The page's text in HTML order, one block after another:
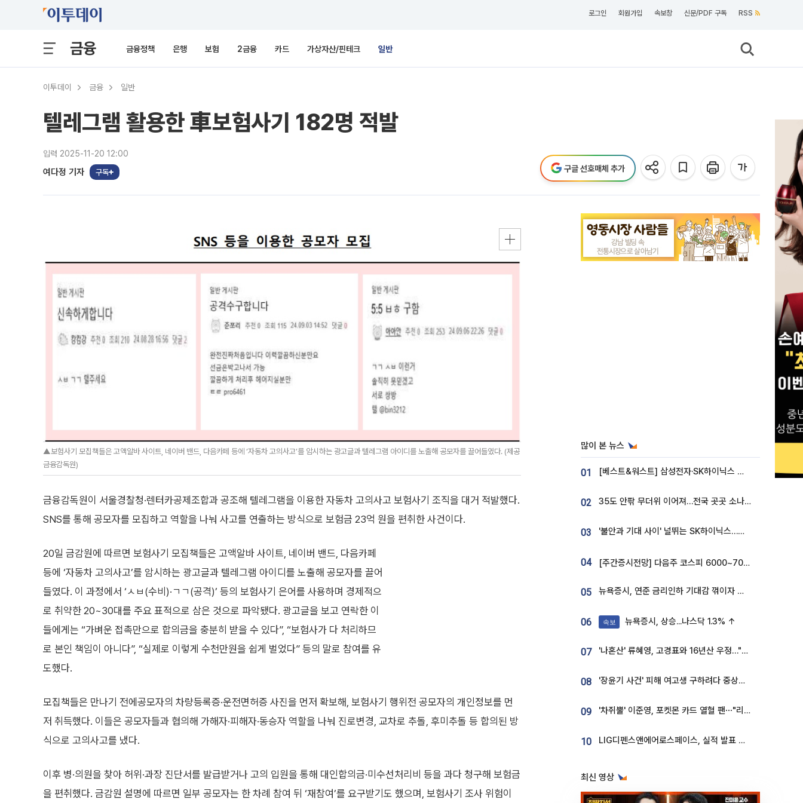
로그인 회원가입 속보창 신문/PDF 구독 RSS
금융 금융정책 은행 보험 2금융 카드 가상자산/핀테크 일반
이투데이 금융 일반
텔레그램 활용한 車보험사기 182명 적발
입력 2025-11-20 12:00
여다정 기자 구독 구글 선호매체 추가
▲보험사기 모집책들은 고액알바 사이트, 네이버 밴드, 다음카페 등에 ‘자동차 고의사고’를 암시하는 광고글과 텔레그램 아이디를 노출해 공모자를 끌어들였다. (제공
금융감독원)
금융감독원이 서울경찰청·렌터카공제조합과 공조해 텔레그램을 이용한 자동차 고의사고 보험사기 조직을 대거 적발했다.
SNS를 통해 공모자를 모집하고 역할을 나눠 사고를 연출하는 방식으로 보험금 23억 원을 편취한 사건이다.
20일 금감원에 따르면 보험사기 모집책들은 고액알바 사이트, 네이버 밴드, 다음카페
등에 ‘자동차 고의사고’를 암시하는 광고글과 텔레그램 아이디를 노출해 공모자를 끌어
들였다. 이 과정에서 ‘ㅅㅂ(수비)·ㄱㄱ(공격)’ 등의 보험사기 은어를 사용하며 경제적으
로 취약한 20~30대를 주요 표적으로 삼은 것으로 파악됐다. 광고글을 보고 연락한 이
들에게는 “가벼운 접촉만으로 합의금을 충분히 받을 수 있다”, “보험사가 다 처리하므
로 본인 책임이 아니다”, “실제로 이렇게 수천만원을 쉽게 벌었다” 등의 말로 참여를 유
도했다.
모집책들은 만나기 전에공모자의 차량등록증·운전면허증 사진을 먼저 확보해, 보험사기 행위전 공모자의 개인정보를 먼
저 취득했다. 이들은 공모자들과 협의해 가해자·피해자·동승자 역할을 나눠 진로변경, 교차로 추돌, 후미추돌 등 합의된 방
식으로 고의사고를 냈다.
이후 병·의원을 찾아 허위·과장 진단서를 발급받거나 고의 입원을 통해 대인합의금·미수선처리비 등을 과다 청구해 보험금
을 편취했다. 금감원 설명에 따르면 일부 공모자는 한 차례 참여 뒤 ‘재참여’를 요구받기도 했으며, 보험사기 조사 위험이
많이 본 뉴스
01 [베스트&워스트] 삼성전자·SK하이닉스 밀린 한 주…상상인증권은 85% 급등
02 35도 안팎 무더위 이어져…전국 곳곳 소나기 [오늘 날씨]
03 '불안과 기대 사이' 널뛰는 SK하이닉스…증권가 "HBM4·LTA 기반 펀터멘털 견고"
04 [주간증시전망] 다음주 코스피 6000~7000⋯“外人 수급은 정책이 변수”
05 뉴욕증시, 연준 금리인하 기대감 꺾이자 상승...S&P500 사상 최고치 [종합]
06 속보 뉴욕증시, 상승...나스닥 1.3% ↑
07 '나혼산' 류혜영, 고경표와 16년산 우정…"자취방서 부모님과 마주쳐"
08 '장윤기 사건' 피해 여고생 구하려다 중상…고교생 의상자 지정
09 '차쥐뿔' 이준영, 포켓몬 카드 열혈 팬⋯"리셀러 처단할 것"
10 LIG디펜스앤에어로스페이스, 실적 발표 후 급락→반등⋯증권가 “28년까지 튼튼”
최신 영상